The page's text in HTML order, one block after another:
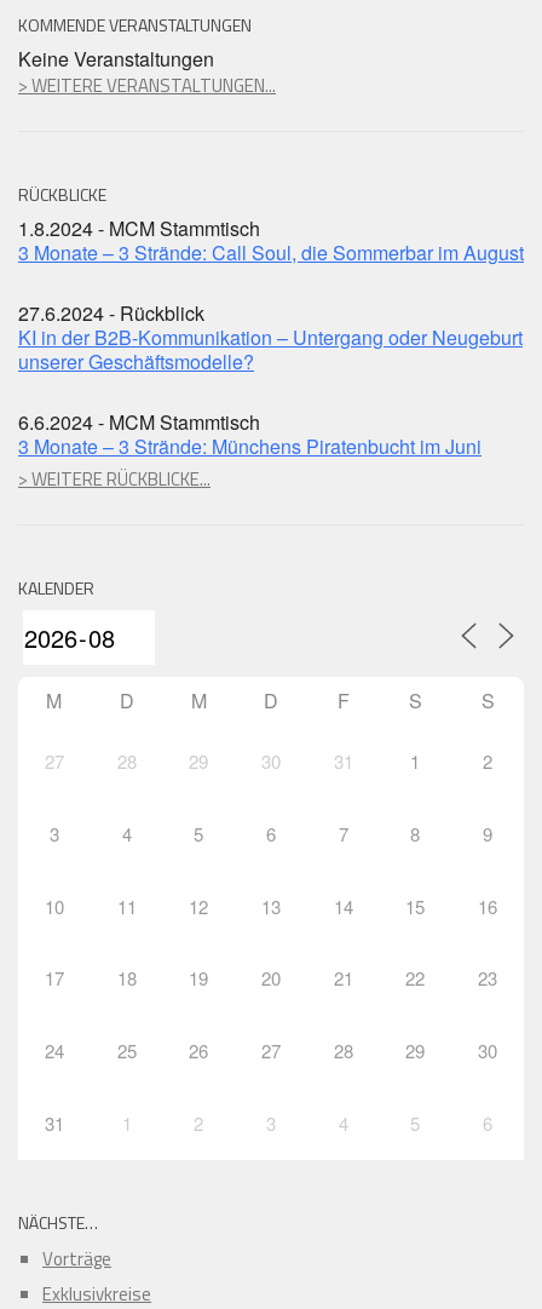
KOMMENDE VERANSTALTUNGEN
Keine Veranstaltungen
> WEITERE VERANSTALTUNGEN...
RÜCKBLICKE
1.8.2024 - MCM Stammtisch
3 Monate – 3 Strände: Call Soul, die Sommerbar im August
27.6.2024 - Rückblick
KI in der B2B-Kommunikation – Untergang oder Neugeburt
unserer Geschäftsmodelle?
6.6.2024 - MCM Stammtisch
3 Monate – 3 Strände: Münchens Piratenbucht im Juni
> WEITERE RÜCKBLICKE...
KALENDER
M D M D F S S
27 28 29 30 31 1 2
3 4 5 6 7 8 9
10 11 12 13 14 15 16
17 18 19 20 21 22 23
24 25 26 27 28 29 30
31 1 2 3 4 5 6
NÄCHSTE…
Vorträge
Exklusivkreise